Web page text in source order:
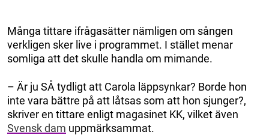
Många tittare ifrågasätter nämligen om sången
verkligen sker live i programmet. I stället menar
somliga att det skulle handla om mimande.
– Är ju SÅ tydligt att Carola läppsynkar? Borde hon
inte vara bättre på att låtsas som att hon sjunger?,
skriver en tittare enligt magasinet KK, vilket även
Svensk dam uppmärksammat.